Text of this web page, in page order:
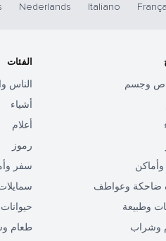
Italiano
Nederlands
وجسم
ضاحكة وعواطف
وطبيعة
وشراب
الفئات
الناس
أشياء
أعلام
رموز
سفر
طعام